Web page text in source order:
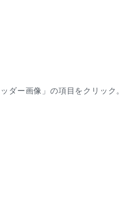
ダー画像」の項目をクリック。